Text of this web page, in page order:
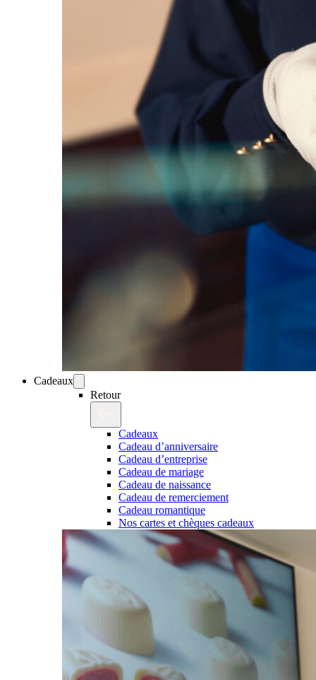
Cadeaux
Retour
Cadeaux
Cadeau d’anniversaire
Cadeau d’entreprise
Cadeau de mariage
Cadeau de naissance
Cadeau de remerciement
Cadeau romantique
Nos cartes et chèques cadeaux